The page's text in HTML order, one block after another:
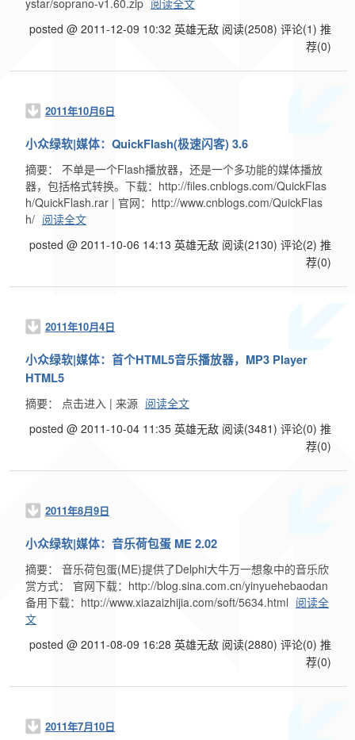
ystar/soprano-v1.60.zip 阅读全文
posted @ 2011-12-09 10:32 英雄无敌 阅读(2508) 评论(1) 推
荐(0)
2011年10月6日
小众绿软|媒体：QuickFlash(极速闪客) 3.6
摘要： 不单是一个Flash播放器，还是一个多功能的媒体播放
器，包括格式转换。下载：http://files.cnblogs.com/QuickFlas
h/QuickFlash.rar | 官网：http://www.cnblogs.com/QuickFlas
h/ 阅读全文
posted @ 2011-10-06 14:13 英雄无敌 阅读(2130) 评论(2) 推
荐(0)
2011年10月4日
小众绿软|媒体：首个HTML5音乐播放器，MP3 Player
HTML5
摘要： 点击进入 | 来源 阅读全文
posted @ 2011-10-04 11:35 英雄无敌 阅读(3481) 评论(0) 推
荐(0)
2011年8月9日
小众绿软|媒体：音乐荷包蛋 ME 2.02
摘要： 音乐荷包蛋(ME)提供了Delphi大牛万一想象中的音乐欣
赏方式： 官网下载：http://blog.sina.com.cn/yinyuehebaodan
备用下载：http://www.xiazaizhijia.com/soft/5634.html 阅读全
文
posted @ 2011-08-09 16:28 英雄无敌 阅读(2880) 评论(0) 推
荐(0)
2011年7月10日